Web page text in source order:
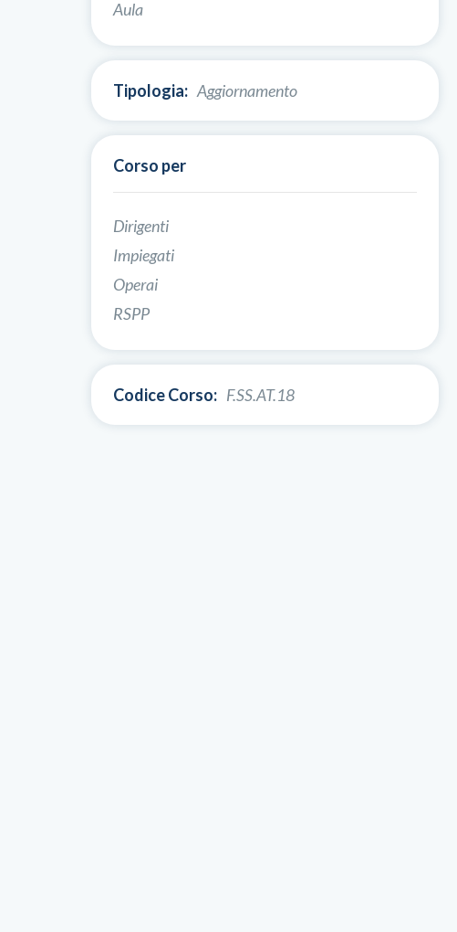
Aula
Tipologia: Aggiornamento
Corso per
Dirigenti
Impiegati
Operai
RSPP
Codice Corso: F.SS.AT.18